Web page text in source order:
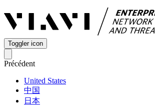
Toggler icon
Précédent
United States
中国
日本